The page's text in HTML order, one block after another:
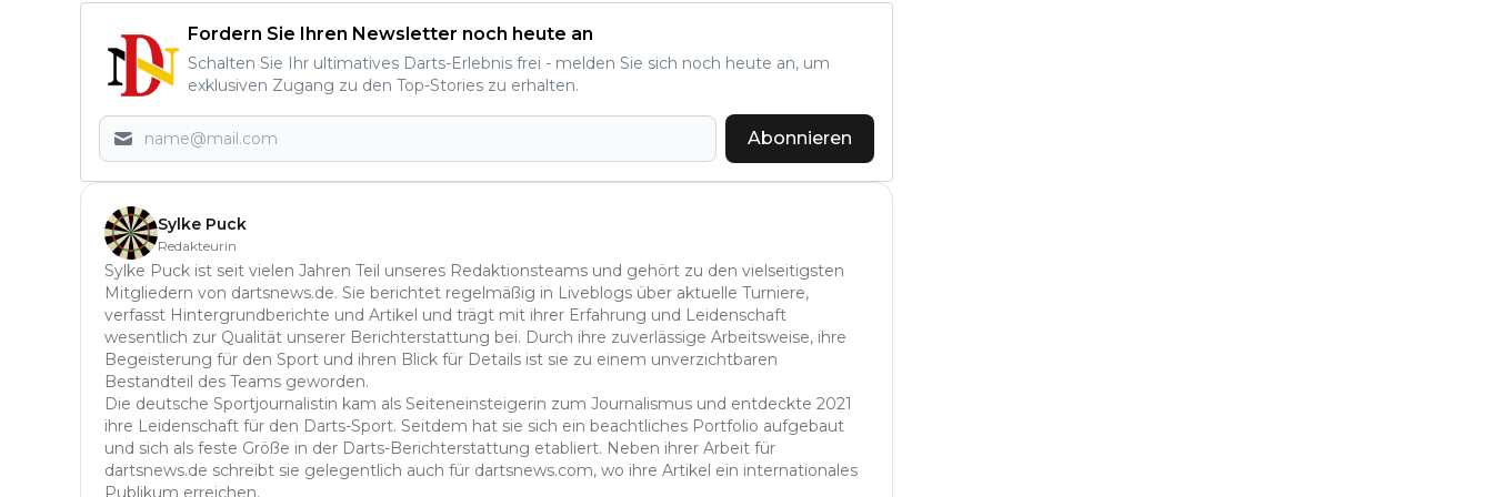
Fordern Sie Ihren Newsletter noch heute an
Schalten Sie Ihr ultimatives Darts-Erlebnis frei - melden Sie sich noch heute an, um
exklusiven Zugang zu den Top-Stories zu erhalten.
Abonnieren
Sylke Puck
Redakteurin
Sylke Puck ist seit vielen Jahren Teil unseres Redaktionsteams und gehört zu den vielseitigsten
Mitgliedern von dartsnews.de. Sie berichtet regelmäßig in Liveblogs über aktuelle Turniere,
verfasst Hintergrundberichte und Artikel und trägt mit ihrer Erfahrung und Leidenschaft
wesentlich zur Qualität unserer Berichterstattung bei. Durch ihre zuverlässige Arbeitsweise, ihre
Begeisterung für den Sport und ihren Blick für Details ist sie zu einem unverzichtbaren
Bestandteil des Teams geworden.
Die deutsche Sportjournalistin kam als Seiteneinsteigerin zum Journalismus und entdeckte 2021
ihre Leidenschaft für den Darts-Sport. Seitdem hat sie sich ein beachtliches Portfolio aufgebaut
und sich als feste Größe in der Darts-Berichterstattung etabliert. Neben ihrer Arbeit für
dartsnews.de schreibt sie gelegentlich auch für dartsnews.com, wo ihre Artikel ein internationales
Publikum erreichen.